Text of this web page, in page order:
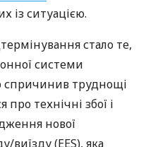
із ситуацією.
стало те,
системи
спричинив труднощі
технічні збої і
нової
виїзду (EES), яка